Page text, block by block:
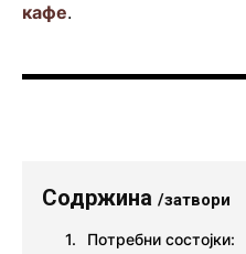
кафе.
Содржина /затвори
Потребни состојки: